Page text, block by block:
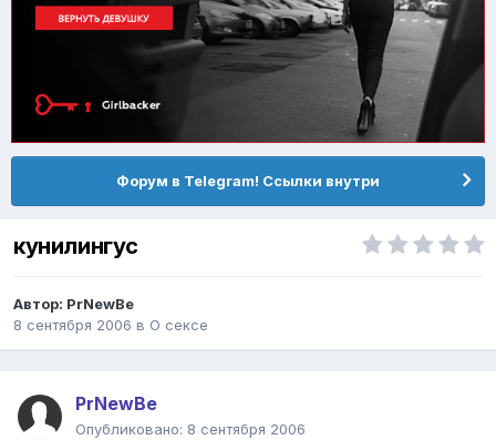
Форум в Telegram! Ссылки внутри
кунилингус
Автор: PrNewBe
8 сентября 2006 в О сексе
PrNewBe
Опубликовано: 8 сентября 2006